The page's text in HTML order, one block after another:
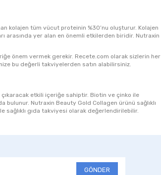
kolajen tüm vücut proteinin %30’nu oluşturur. Kolajen
arasında yer alan en önemli etkilerden biridir. Nutraxin
önem vermek gerekir. Recete.com olarak sizlerin her
bu değerli takviyelerden satın alabilirsiniz.
etkili içeriğe sahiptir. Biotin ve çinko ile
Nutraxin Beauty Gold Collagen ürünü sağlıklı
sağlıklı gıda takviyesi olarak değerlendirilebilir.
GÖNDER